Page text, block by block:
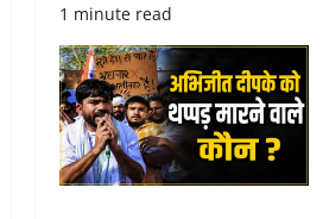
1 minute read